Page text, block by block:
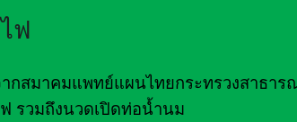
ฟ
กสมาคมแพทย์แผนไทยกระทรวงสาธา
รวมถึงนวดเปิดท่อน้ำนม